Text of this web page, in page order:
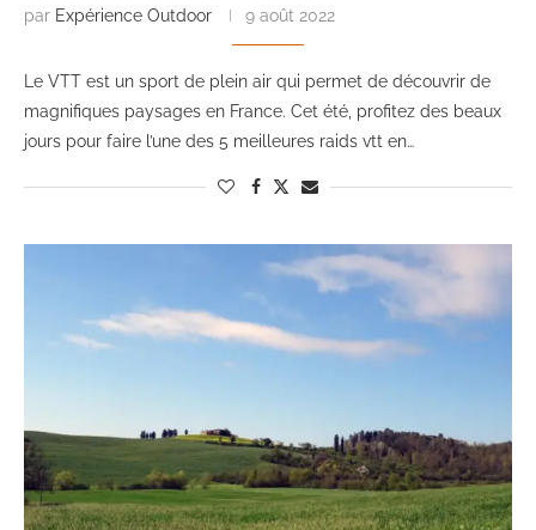
par Expérience Outdoor 9 août 2022
Le VTT est un sport de plein air qui permet de découvrir de
magnifiques paysages en France. Cet été, profitez des beaux
jours pour faire l’une des 5 meilleures raids vtt en…